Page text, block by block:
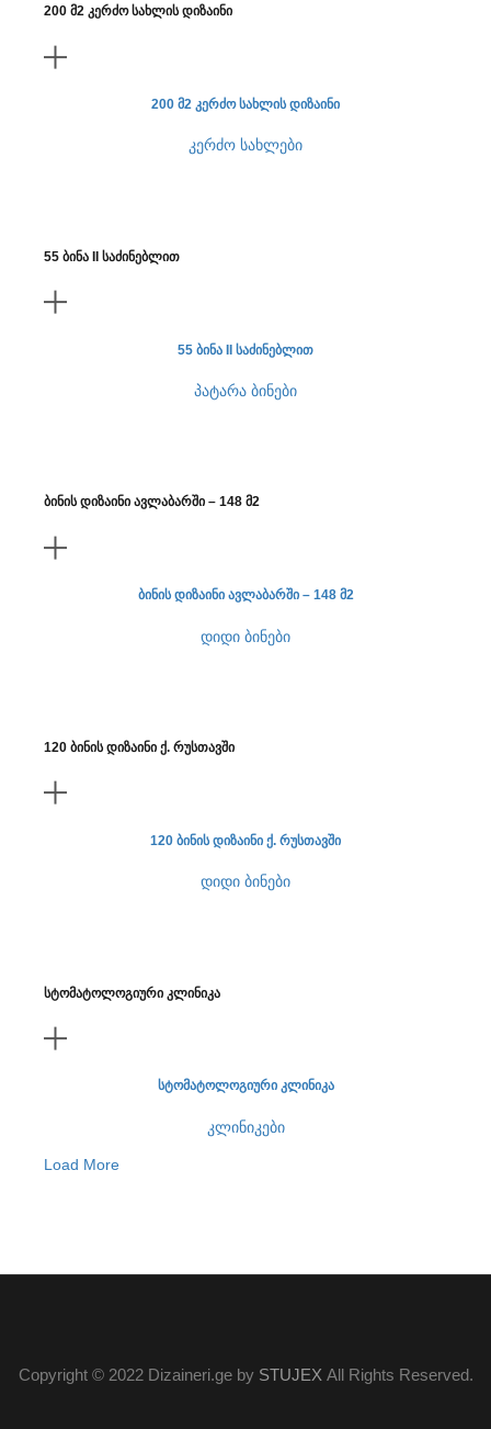
200 მ2 კერძო სახლის დიზაინი
200 მ2 კერძო სახლის დიზაინი
კერძო სახლები
55 ბინა II საძინებლით
55 ბინა II საძინებლით
პატარა ბინები
ბინის დიზაინი ავლაბარში – 148 მ2
ბინის დიზაინი ავლაბარში – 148 მ2
დიდი ბინები
120 ბინის დიზაინი ქ. რუსთავში
120 ბინის დიზაინი ქ. რუსთავში
დიდი ბინები
სტომატოლოგიური კლინიკა
სტომატოლოგიური კლინიკა
კლინიკები
Load More
Copyright © 2022 Dizaineri.ge by STUJEX All Rights Reserved.